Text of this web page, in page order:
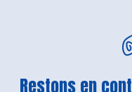
Restons en